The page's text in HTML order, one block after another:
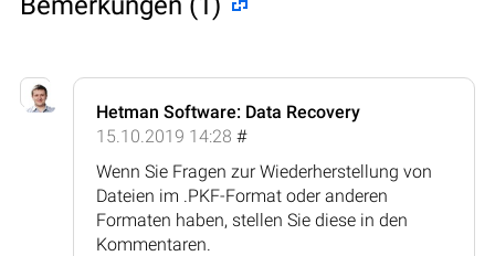
Hetman Software: Data Recovery
15.10.2019 14:28 #
Wenn Sie Fragen zur Wiederherstellung von
Dateien im .PKF-Format oder anderen
Formaten haben, stellen Sie diese in den
Kommentaren.